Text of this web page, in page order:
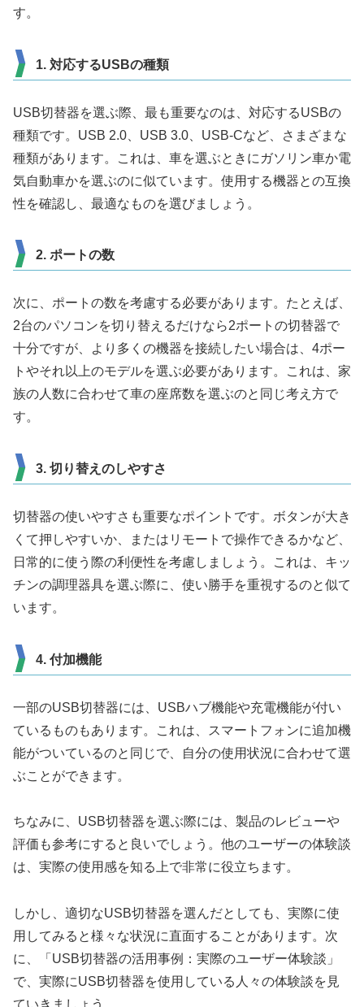
す。
1. 対応するUSBの種類
USB切替器を選ぶ際、最も重要なのは、対応するUSBの
種類です。USB 2.0、USB 3.0、USB-Cなど、さまざまな
種類があります。これは、車を選ぶときにガソリン車か電
気自動車かを選ぶのに似ています。使用する機器との互換
性を確認し、最適なものを選びましょう。
2. ポートの数
次に、ポートの数を考慮する必要があります。たとえば、
2台のパソコンを切り替えるだけなら2ポートの切替器で
十分ですが、より多くの機器を接続したい場合は、4ポー
トやそれ以上のモデルを選ぶ必要があります。これは、家
族の人数に合わせて車の座席数を選ぶのと同じ考え方で
す。
3. 切り替えのしやすさ
切替器の使いやすさも重要なポイントです。ボタンが大き
くて押しやすいか、またはリモートで操作できるかなど、
日常的に使う際の利便性を考慮しましょう。これは、キッ
チンの調理器具を選ぶ際に、使い勝手を重視するのと似て
います。
4. 付加機能
一部のUSB切替器には、USBハブ機能や充電機能が付い
ているものもあります。これは、スマートフォンに追加機
能がついているのと同じで、自分の使用状況に合わせて選
ぶことができます。
ちなみに、USB切替器を選ぶ際には、製品のレビューや
評価も参考にすると良いでしょう。他のユーザーの体験談
は、実際の使用感を知る上で非常に役立ちます。
しかし、適切なUSB切替器を選んだとしても、実際に使
用してみると様々な状況に直面することがあります。次
に、「USB切替器の活用事例：実際のユーザー体験談」
で、実際にUSB切替器を使用している人々の体験談を見